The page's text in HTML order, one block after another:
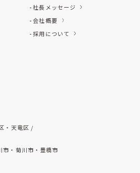
社長メッセージ
会社概要
採用について
・天竜区 /
市・菊川市・豊橋市